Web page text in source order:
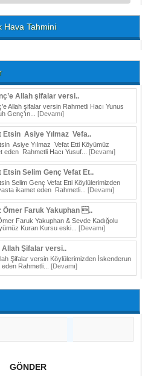
Hava Tahmini
Allah şifalar versi..
Allah şifalar versin Rahmetli Hacı Yunus
Genç’ın...[Devamı]
Etsin Asiye Yılmaz Vefa..
Asiye Yılmaz Vefat Etti Köyümüz
eden Rahmetli Hacı Yusuf...[Devamı]
Etsin Selim Genç Vefat Et..
Selim Genç Vefat Etti Köylülerimizden
ikamet eden Rahmetli...[Devamı]
Ömer Faruk Yakuphan ..
Faruk Yakuphan & Sevde Kadığolu
Kuran Kursu eski...[Devamı]
Allah Şifalar versi..
Şifalar versin Köylülerimizden İskenderun
eden Rahmetli...[Devamı]